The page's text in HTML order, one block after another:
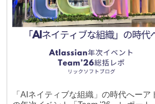
「AIネイティブな組織」の時代へーア